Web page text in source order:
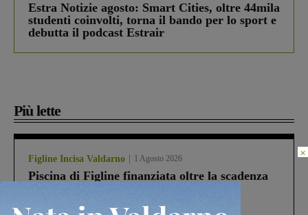
Estra Notizie agosto: Smart Cities, oltre 44mila
studenti coinvolti, torna il bando per lo sport e
debutta il podcast Estrair
Più lette
Figline Incisa Valdarno 1 Agosto 2026
Piscina di Figline finanziata oltre la scadenza
ringraziamento al Governo”
×